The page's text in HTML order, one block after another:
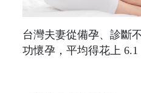
台灣夫妻從備孕、診斷
功懷孕，平均得花上 6.1